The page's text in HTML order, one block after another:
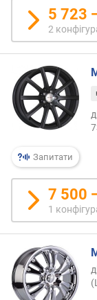
и
х
в
д
д
о
р
и
х
д
о
д
е
ш
е
в
и
5 723
2
Запитати
7 500
1